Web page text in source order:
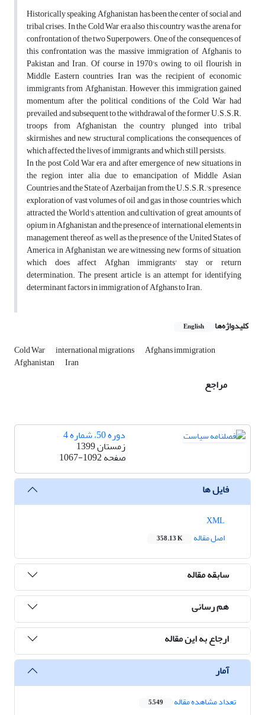
Historically speaking, Afghanistan has been the center of social and
tribal crises. In the Cold War era also this country was the arena for
confrontation of the two Superpowers. One of the consequences of
this confrontation was the massive immigration of Afghanis to
Pakistan and Iran. Of course in 1970's, owing to oil flourish in
Middle Eastern countries, Iran was the recipient of economic
immigrants from Afghanistan. However, this immigration gained
momentum after the political conditions of the Cold War had
prevailed, and subsequent to the withdrawal of the former U.S.S.R.
troops from Afghanistan, the country plunged into tribal
skirmishes and new structural complications, the consequences of
which affected the lives of immigrants, and which still persists.
In the post Cold War era and after emergence of new situations in
the region, inter alia due to emancipation of Middle Asian
Countries and the State of Azerbaijan from the U.S.S.R.'s presence,
exploration of vast volumes of oil and gas in those countries, which
attracted the World's attention, and cultivation of great amounts of
opium in Afghanistan and the presence of international elements in
management thereof, as well as the presence of the United States of
America in Afghanistan, we are witnessing new forms of situation,
which does affect Afghan immigrants' stay or return
determination. The present article is an attempt for identifying
determinant factors in immigration of Afghans to Iran.
کلیدواژه‌ها English
Cold War international migrations Afghans immigration
Afghanistan Iran
مراجع
دوره 50، شماره 4
زمستان 1399
صفحه1067-1092
فایل ها
اصل مقاله
358.13 K
سابقه مقاله
هم رسانی
ارجاع به این مقاله
آمار
تعداد مشاهده مقاله 5,549